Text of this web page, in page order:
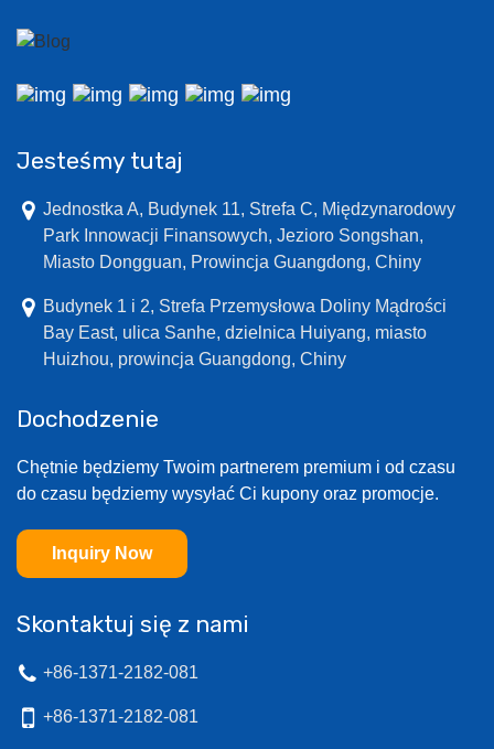
Jesteśmy tutaj
Jednostka A, Budynek 11, Strefa C, Międzynarodowy
Park Innowacji Finansowych, Jezioro Songshan,
Miasto Dongguan, Prowincja Guangdong, Chiny
Budynek 1 i 2, Strefa Przemysłowa Doliny Mądrości
Bay East, ulica Sanhe, dzielnica Huiyang, miasto
Huizhou, prowincja Guangdong, Chiny
Dochodzenie
Chętnie będziemy Twoim partnerem premium i od czasu
do czasu będziemy wysyłać Ci kupony oraz promocje.
Inquiry Now
Skontaktuj się z nami
+86-1371-2182-081
+86-1371-2182-081